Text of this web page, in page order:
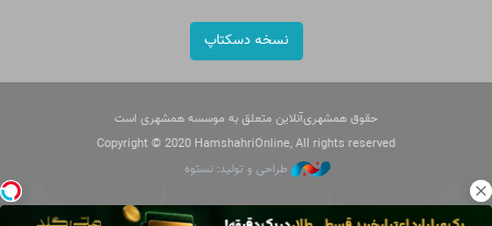
نسخه دسکتاپ
حقوق همشهری‌آنلاین متعلق به موسسه همشهری است
Copyright © 2020 HamshahriOnline, All rights reserved
طراحی و تولید: نستوه